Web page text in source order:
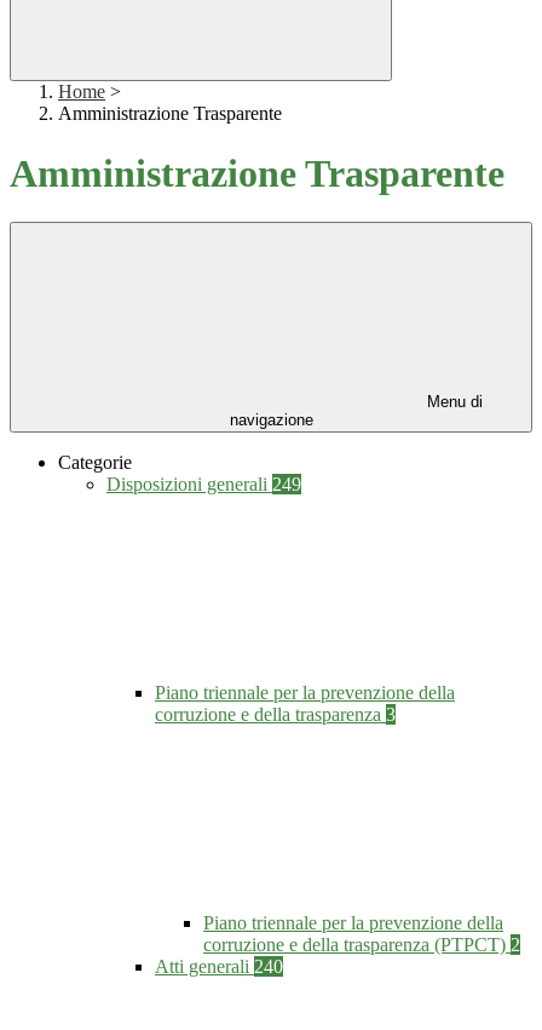
Home >
Amministrazione Trasparente
Amministrazione Trasparente
Menu di
navigazione
Categorie
Disposizioni generali 249
Piano triennale per la prevenzione della
corruzione e della trasparenza 3
Piano triennale per la prevenzione della
corruzione e della trasparenza (PTPCT) 2
Atti generali 240